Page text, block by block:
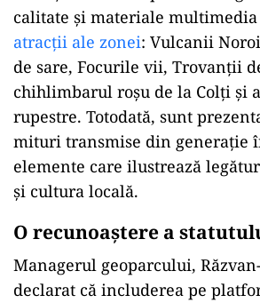
Potrivit reprezentanților
făcută de Google înseamnă o
vizibilității internaționale,
prezentate pe această platformă
prioritizare în căutările Google
Images. Astfel, „Ținutul
unor destinații culturale și
mondial, intrând într-un circuit
Colecția online cuprinde
calitate și materiale